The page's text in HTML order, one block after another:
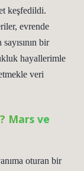
keşfedildi.
evrende
bir
hayallerimle
veri
Mars ve
oturan bir